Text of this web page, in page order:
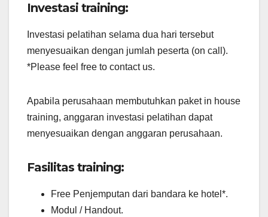
Investasi training:
Investasi pelatihan selama dua hari tersebut
menyesuaikan dengan jumlah peserta (on call).
*Please feel free to contact us.
Apabila perusahaan membutuhkan paket in house
training, anggaran investasi pelatihan dapat
menyesuaikan dengan anggaran perusahaan.
Fasilitas training:
Free Penjemputan dari bandara ke hotel*.
Modul / Handout.